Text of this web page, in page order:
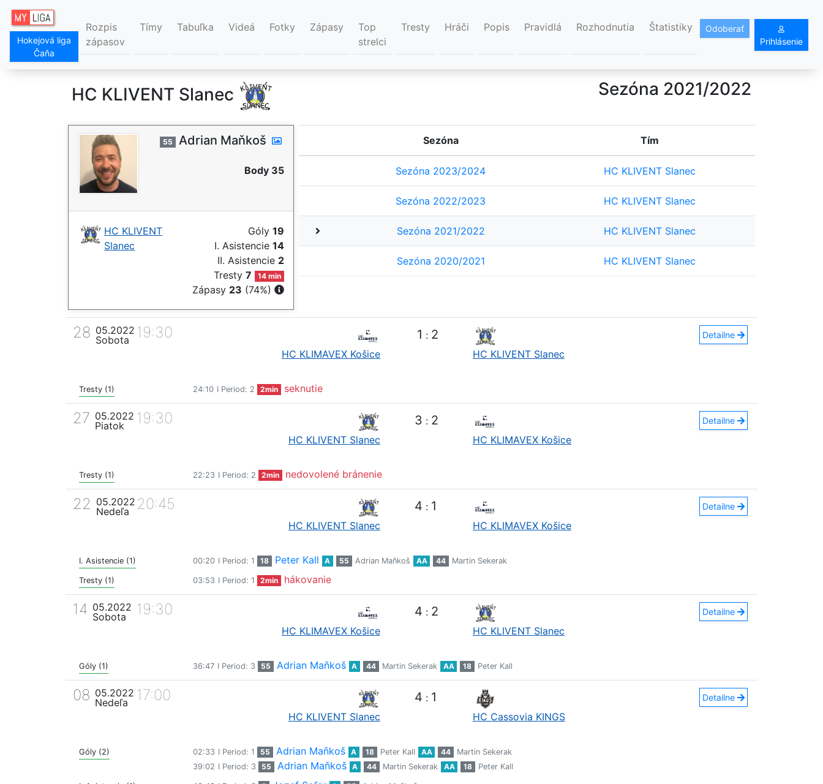
Hokejová liga
Čaňa
Rozpis
zápasov
Tímy Tabuľka Videá Fotky Zápasy
Top
strelci
Tresty Hráči Popis Pravidlá Rozhodnutia Štatistiky
Odoberať
Prihlásenie
HC KLIVENT Slanec Sezóna 2021/2022
55 Adrian Maňkoš
Body 35
HC KLIVENT
Slanec
Góly 19
I. Asistencie 14
II. Asistencie 2
Tresty7 14 min
Zápasy 23 (74%)
Sezóna Tím
Sezóna 2023/2024 HC KLIVENT Slanec
Sezóna 2022/2023 HC KLIVENT Slanec
Sezóna 2021/2022 HC KLIVENT Slanec
Sezóna 2020/2021 HC KLIVENT Slanec
28 05.2022
Sobota
19:30
HC KLIMAVEX Košice
1 : 2
HC KLIVENT Slanec
Detailne
Tresty (1) 24:10 I Period: 2 2min seknutie
27 05.2022
Piatok
19:30
HC KLIVENT Slanec
3 : 2
HC KLIMAVEX Košice
Detailne
Tresty (1) 22:23 I Period: 2 2min nedovolené bránenie
22 05.2022
Nedeľa
20:45
HC KLIVENT Slanec
4 : 1
HC KLIMAVEX Košice
Detailne
I. Asistencie (1) 00:20 I Period: 1 18 Peter Kall A 55 Adrian Maňkoš AA 44 Martin Sekerak
Tresty (1) 03:53 I Period: 1 2min hákovanie
14 05.2022
Sobota
19:30
HC KLIMAVEX Košice
4 : 2
HC KLIVENT Slanec
Detailne
Góly (1) 36:47 I Period: 3 55 Adrian Maňkoš A 44 Martin Sekerak AA 18 Peter Kall
08 05.2022
Nedeľa
17:00
HC KLIVENT Slanec
4 : 1
HC Cassovia KINGS
Detailne
Góly (2) 02:33 I Period: 1 55 Adrian Maňkoš A 18 Peter Kall AA 44
Martin Sekerak
39:02 I Period: 3 55 Adrian Maňkoš A 44 Martin Sekerak AA 18 Peter Kall